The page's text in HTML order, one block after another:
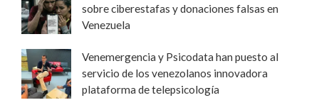
sobre ciberestafas y donaciones falsas en
Venezuela
Venemergencia y Psicodata han puesto al
servicio de los venezolanos innovadora
plataforma de telepsicología